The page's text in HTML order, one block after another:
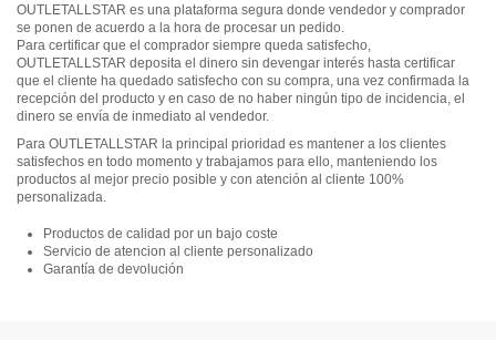
OUTLETALLSTAR es una plataforma segura donde vendedor y comprador
se ponen de acuerdo a la hora de procesar un pedido.
Para certificar que el comprador siempre queda satisfecho,
OUTLETALLSTAR deposita el dinero sin devengar interés hasta certificar
que el cliente ha quedado satisfecho con su compra, una vez confirmada la
recepción del producto y en caso de no haber ningún tipo de incidencia, el
dinero se envía de inmediato al vendedor.
Para OUTLETALLSTAR la principal prioridad es mantener a los clientes
satisfechos en todo momento y trabajamos para ello, manteniendo los
productos al mejor precio posible y con atención al cliente 100%
personalizada.
Productos de calidad por un bajo coste
Servicio de atencion al cliente personalizado
Garantía de devolución